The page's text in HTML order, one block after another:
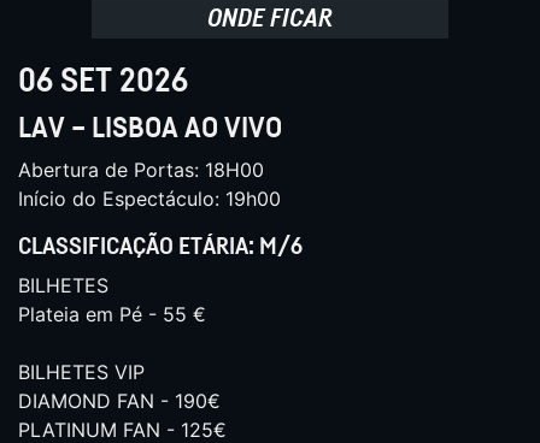
ONDE FICAR
06 SET 2026
LAV – LISBOA AO VIVO
Abertura de Portas: 18H00
Início do Espectáculo: 19h00
CLASSIFICAÇÃO ETÁRIA: M/6
BILHETES
Plateia em Pé - 55 €
BILHETES VIP
DIAMOND FAN - 190€
PLATINUM FAN - 125€